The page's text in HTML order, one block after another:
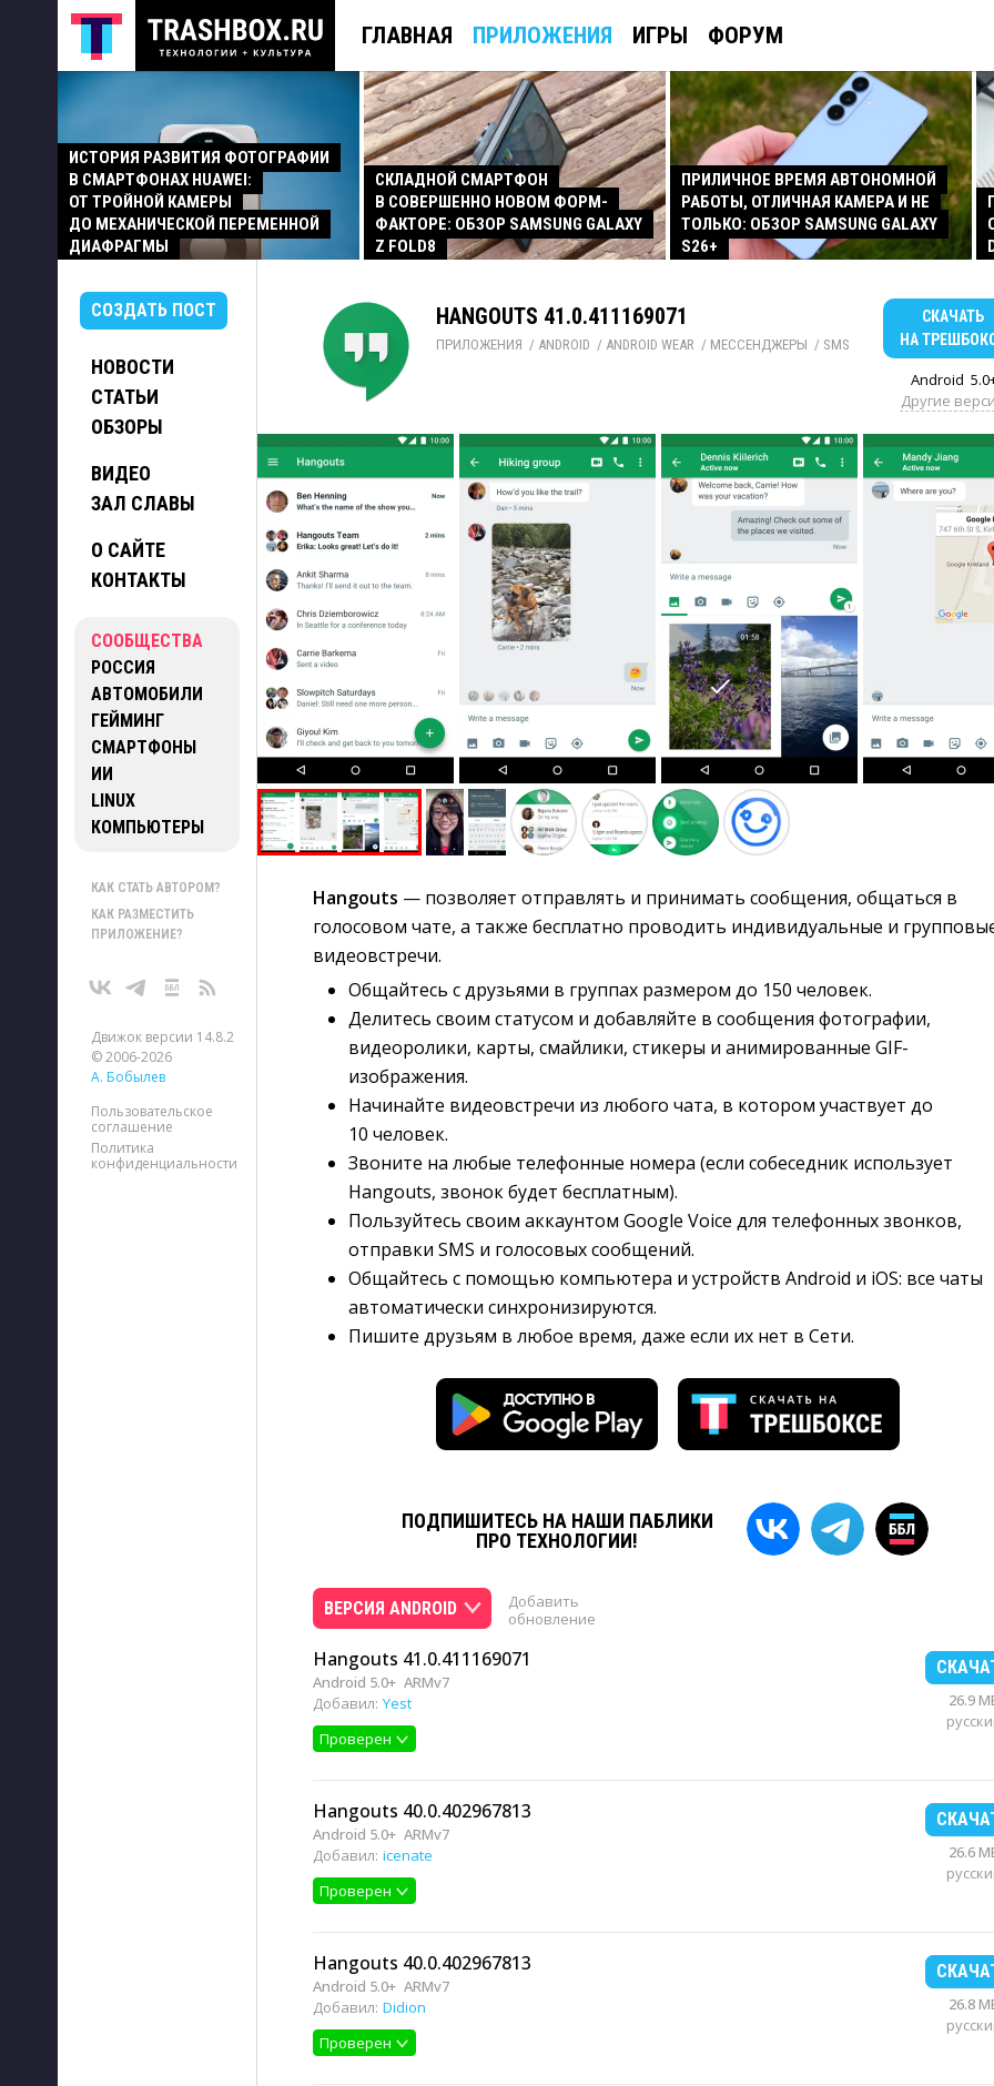
ГЛАВНАЯ ПРИЛОЖЕНИЯ ИГРЫ ФОРУМ
ИСТОРИЯ РАЗВИТИЯ ФОТОГРАФИИ
В СМАРТФОНАХ HUAWEI:
ОТ ТРОЙНОЙ КАМЕРЫ
ДО МЕХАНИЧЕСКОЙ ПЕРЕМЕННОЙ
ДИАФРАГМЫ
СКЛАДНОЙ СМАРТФОН
В СОВЕРШЕННО НОВОМ ФОРМ-
ФАКТОРЕ: ОБЗОР SAMSUNG GALAXY
Z FOLD8
ПРИЛИЧНОЕ ВРЕМЯ АВТОНОМНОЙ
РАБОТЫ, ОТЛИЧНАЯ КАМЕРА И НЕ
ТОЛЬКО: ОБЗОР SAMSUNG GALAXY
S26+
СОЗДАТЬ ПОСТ
НОВОСТИ
СТАТЬИ
ОБЗОРЫ
ВИДЕО
ЗАЛ СЛАВЫ
О САЙТЕ
КОНТАКТЫ
СООБЩЕСТВА
РОССИЯ
АВТОМОБИЛИ
ГЕЙМИНГ
СМАРТФОНЫ
ИИ
LINUX
КОМПЬЮТЕРЫ
КАК СТАТЬ АВТОРОМ?
КАК РАЗМЕСТИТЬ
ПРИЛОЖЕНИЕ?
Движок версии 14.8.2
© 2006-2026
А. Бобылев
Пользовательское
соглашение
Политика
конфиденциальности
HANGOUTS 41.0.411169071
ПРИЛОЖЕНИЯ / ANDROID / ANDROID WEAR / МЕССЕНДЖЕРЫ / SMS
СКАЧАТЬ
НА
Android
Другие
Hangouts — позволяет отправлять и принимать сообщения, общаться в
голосовом чате, а также бесплатно проводить индивидуальные и
видеовстречи.
Общайтесь с друзьями в группах размером до 150 человек.
Делитесь своим статусом и добавляйте в сообщения фотографии,
видеоролики, карты, смайлики, стикеры и анимированные GIF-
изображения.
Начинайте видеовстречи из любого чата, в котором участвует до
10 человек.
Звоните на любые телефонные номера (если собеседник использует
Hangouts, звонок будет бесплатным).
Пользуйтесь своим аккаунтом Google Voice для телефонных звонков,
отправки SMS и голосовых сообщений.
Общайтесь с помощью компьютера и устройств Android и iOS: все чаты
автоматически синхронизируются.
Пишите друзьям в любое время, даже если их нет в Сети.
ПОДПИШИТЕСЬ НА НАШИ ПАБЛИКИ
ПРО ТЕХНОЛОГИИ!
ВЕРСИЯ ANDROID
Добавить
обновление
Hangouts 41.0.411169071
Android 5.0+ ARMv7
Добавил: Yest
Проверен
26.9
Hangouts 40.0.402967813
Android 5.0+ ARMv7
Добавил: icenate
Проверен
26.6
Hangouts 40.0.402967813
Android 5.0+ ARMv7
Добавил: Didion
Проверен
26.8